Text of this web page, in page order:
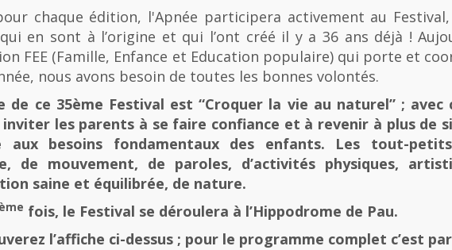
chaque édition, l'Apnée participera activement au
en sont à l’origine et qui l’ont créé il y a 36 ans déjà !
FEE (Famille, Enfance et Education populaire) qui porte et
nous avons besoin de toutes les bonnes volontés.
de ce 35ème Festival est “Croquer la vie au naturel” ; avec
les parents à se faire confiance et à revenir à plus de
aux besoins fondamentaux des enfants. Les tout-
de mouvement, de paroles, d’activités physiques,
saine et équilibrée, de nature.
ème fois, le Festival se déroulera à l’Hippodrome de Pau.
l’affiche ci-dessus ; pour le programme complet c’est